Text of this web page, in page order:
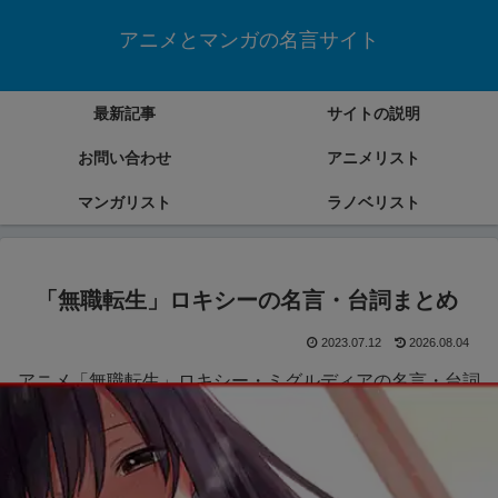
アニメとマンガの名言サイト
最新記事 サイトの説明
お問い合わせ アニメリスト
マンガリスト ラノベリスト
「無職転生」ロキシーの名言・台詞まとめ
2023.07.12 2026.08.04
アニメ「無職転生」ロキシー・ミグルディアの名言・台詞
をまとめていきます。